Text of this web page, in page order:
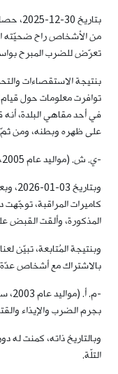
تعرّض للضرب المبرح
بنتيجة الاستقصاءات
توافرت معلومات حول قيام
في أحد مقاهي البلدة،
على ظهره وبطنه، ومن
-ي. ش. (مواليد عام 2005، لبناني)
كاميرات المراقبة،
المذكورة، وألقت القبض
وبنتيجة المُتابعة، تبيّن
بالاشتراك مع أشخاص
-م.
بجرم الضرب والإيذاء
وبالتاريخ ذاته، كمنت له
التلّة.